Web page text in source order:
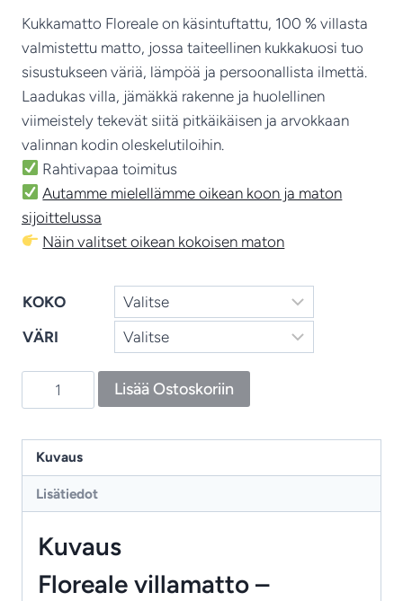
-
€3,281.00
Kukkamatto Floreale on käsintuftattu, 100 % villasta
valmistettu matto, jossa taiteellinen kukkakuosi tuo
sisustukseen väriä, lämpöä ja persoonallista ilmettä.
Laadukas villa, jämäkkä rakenne ja huolellinen
viimeistely tekevät siitä pitkäikäisen ja arvokkaan
valinnan kodin oleskelutiloihin.
Rahtivapaa toimitus
Autamme mielellämme oikean koon ja maton
sijoittelussa
Näin valitset oikean kokoisen maton
KOKO
VÄRI
Floreale
-
käsintuftattu
villamatto
taiteellisella
määrä
Lisää Ostoskoriin
Kuvaus
Lisätiedot
Kuvaus
Floreale villamatto –